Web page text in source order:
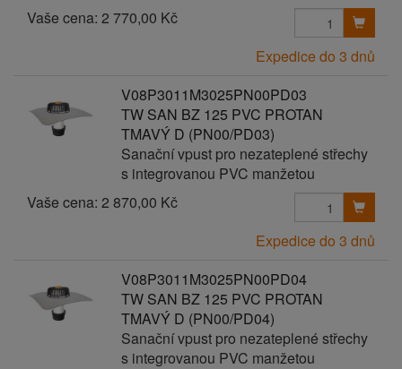
Vaše cena: 2 770,00 Kč
Expedice do 3 dnů
V08P3011M3025PN00PD03
TW SAN BZ 125 PVC PROTAN
TMAVÝ D (PN00/PD03)
Sanační vpust pro nezateplené střechy
s integrovanou PVC manžetou
Vaše cena: 2 870,00 Kč
Expedice do 3 dnů
V08P3011M3025PN00PD04
TW SAN BZ 125 PVC PROTAN
TMAVÝ D (PN00/PD04)
Sanační vpust pro nezateplené střechy
s integrovanou PVC manžetou